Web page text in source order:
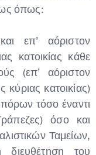
όπως:
επ’ αόριστον
κατοικίας κάθε
(επ’ αόριστον
κατοικίας)
τόσο έναντι
όσο και
Ταμείων,
διευθέτηση του